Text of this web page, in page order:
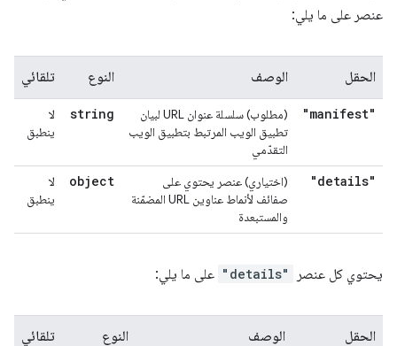
عنصر على ما يلي:
الحقل الوصف النوع تلقائي
"manifest"
(مطلوب) سلسلة عنوان URL لبيان
تطبيق الويب المرتبط بتطبيق الويب
التقدّمي
string
لا
ينطبق
"details"
(اختياري) عنصر يحتوي على
صفائف لأنماط عناوين URL المضمّنة
والمستبعدة
object
لا
ينطبق
يحتوي كل عنصر "details" على ما يلي:
الحقل الوصف النوع تلقائي